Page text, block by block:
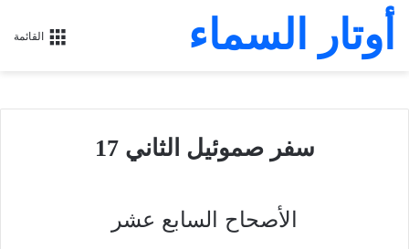
القائمة أوتار السماء
سفر صموئيل الثاني 17
الأصحاح السابع عشر